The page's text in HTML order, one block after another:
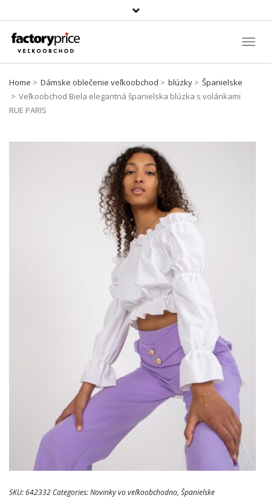
Szukaj
produktu
Home Dámske oblečenie veľkoobchod blúzky
Španielske
Veľkoobchod Biela elegantná španielska blúzka s volánkami
RUE PARIS
SKU:642332 Categories:Novinky vo veľkoobchodno, Španielske